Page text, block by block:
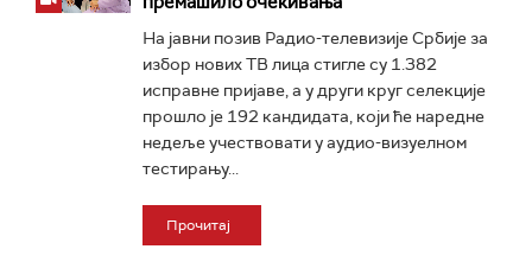
На јавни позив Радио-телевизије Србије за
избор нових ТВ лица стигле су 1.382
исправне пријаве, а у други круг селекције
прошло је 192 кандидата, који ће наредне
недеље учествовати у аудио-визуелном
тестирању...
Прочитај